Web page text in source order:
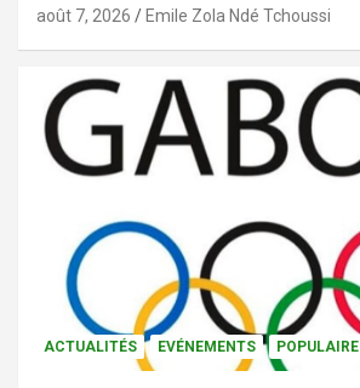
août 7, 2026 Emile Zola Ndé Tchoussi
ACTUALITÉS EVÉNEMENTS POPULAIRE